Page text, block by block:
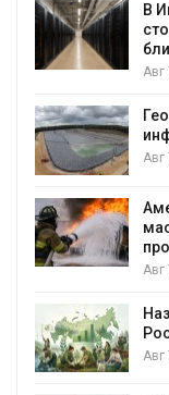
В
Авг
Авг
Авг
Авг